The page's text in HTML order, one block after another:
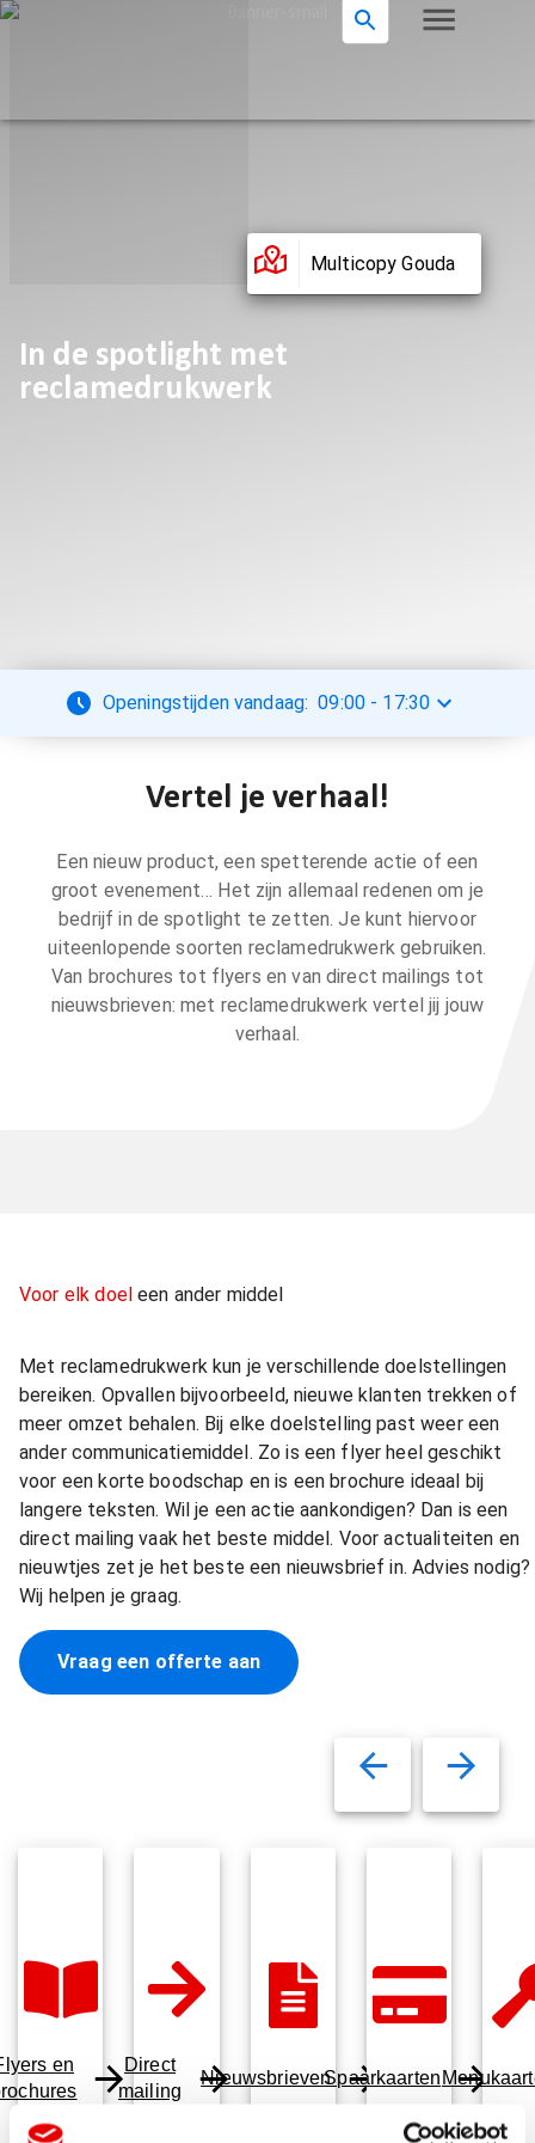
Multicopy Gouda
In de spotlight met
reclamedrukwerk
Openingstijden vandaag: 09:00 - 17:30
Vertel je verhaal!
Een nieuw product, een spetterende actie of een
groot evenement… Het zijn allemaal redenen om je
bedrijf in de spotlight te zetten. Je kunt hiervoor
uiteenlopende soorten reclamedrukwerk gebruiken.
Van brochures tot flyers en van direct mailings tot
nieuwsbrieven: met reclamedrukwerk vertel jij jouw
verhaal.
Voor elk doeleen ander middel
Met reclamedrukwerk kun je verschillende doelstellingen
bereiken. Opvallen bijvoorbeeld, nieuwe klanten trekken of
meer omzet behalen. Bij elke doelstelling past weer een
ander communicatiemiddel. Zo is een flyer heel geschikt
voor een korte boodschap en is een brochure ideaal bij
langere teksten. Wil je een actie aankondigen? Dan is een
direct mailing vaak het beste middel. Voor actualiteiten en
nieuwtjes zet je het beste een nieuwsbrief in. Advies nodig?
Wij helpen je graag.
Vraag een offerte aan
en
Direct
mailing
NieuwsbrievenSpaarkaarten